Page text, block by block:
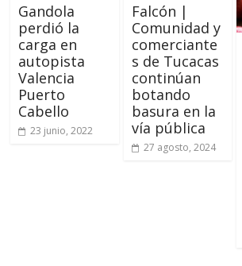
Gandola
perdió la
carga en
autopista
Valencia
Puerto
Cabello
23 junio, 2022
Falcón |
Comunidad y
comerciante
s de Tucacas
continúan
botando
basura en la
vía pública
27 agosto, 2024